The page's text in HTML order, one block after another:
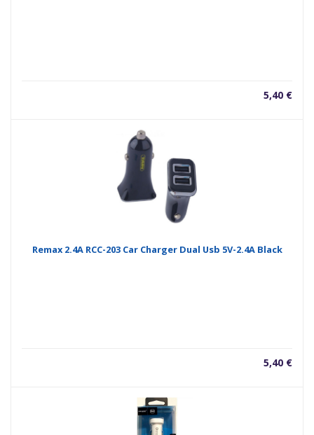
5,40 €
Remax 2.4A RCC-203 Car Charger Dual Usb 5V-2.4A Black
5,40 €